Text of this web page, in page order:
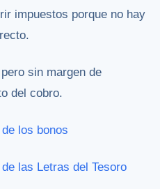
impuestos porque no hay
sin margen de
del cobro.
los bonos
las Letras del Tesoro